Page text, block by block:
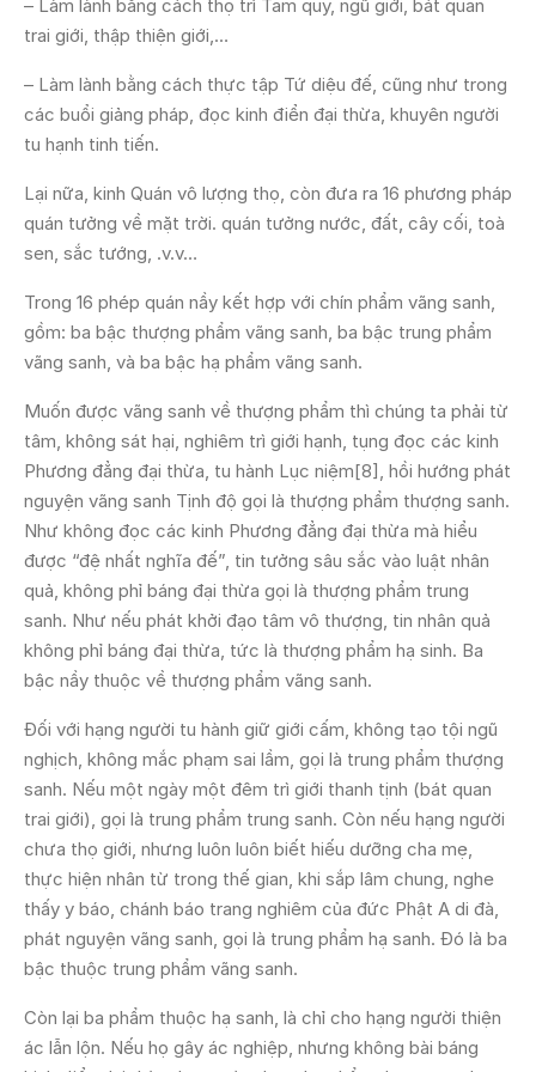
– Làm lành bằng cách thọ trì Tam quy, ngũ giới, bát quan
trai giới, thập thiện giới,…
– Làm lành bằng cách thực tập Tứ diệu đế, cũng như trong
các buổi giảng pháp, đọc kinh điển đại thừa, khuyên người
tu hạnh tinh tiến.
Lại nữa, kinh Quán vô lượng thọ, còn đưa ra 16 phương pháp
quán tưởng về mặt trời. quán tưởng nước, đất, cây cối, toà
sen, sắc tướng, .v.v…
Trong 16 phép quán nầy kết hợp với chín phẩm vãng sanh,
gồm: ba bậc thượng phẩm vãng sanh, ba bậc trung phẩm
vãng sanh, và ba bậc hạ phẩm vãng sanh.
Muốn được vãng sanh về thượng phẩm thì chúng ta phải từ
tâm, không sát hại, nghiêm trì giới hạnh, tụng đọc các kinh
Phương đẳng đại thừa, tu hành Lục niệm[8], hồi hướng phát
nguyện vãng sanh Tịnh độ gọi là thượng phẩm thượng sanh.
Như không đọc các kinh Phương đẳng đại thừa mà hiểu
được “đệ nhất nghĩa đế”, tin tưởng sâu sắc vào luật nhân
quả, không phỉ báng đại thừa gọi là thượng phẩm trung
sanh. Như nếu phát khởi đạo tâm vô thượng, tin nhân quả
không phỉ báng đại thừa, tức là thượng phẩm hạ sinh. Ba
bậc nầy thuộc về thượng phẩm vãng sanh.
Đối với hạng người tu hành giữ giới cấm, không tạo tội ngũ
nghịch, không mắc phạm sai lầm, gọi là trung phẩm thượng
sanh. Nếu một ngày một đêm trì giới thanh tịnh (bát quan
trai giới), gọi là trung phẩm trung sanh. Còn nếu hạng người
chưa thọ giới, nhưng luôn luôn biết hiếu dưỡng cha mẹ,
thực hiện nhân từ trong thế gian, khi sắp lâm chung, nghe
thấy y báo, chánh báo trang nghiêm của đức Phật A di đà,
phát nguyện vãng sanh, gọi là trung phẩm hạ sanh. Đó là ba
bậc thuộc trung phẩm vãng sanh.
Còn lại ba phẩm thuộc hạ sanh, là chỉ cho hạng người thiện
ác lẫn lộn. Nếu họ gây ác nghiệp, nhưng không bài báng